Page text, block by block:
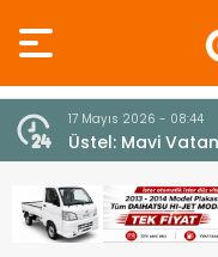
7 Ağustos 2026 - 12:36
ÜSTEL: “ERENKÖY